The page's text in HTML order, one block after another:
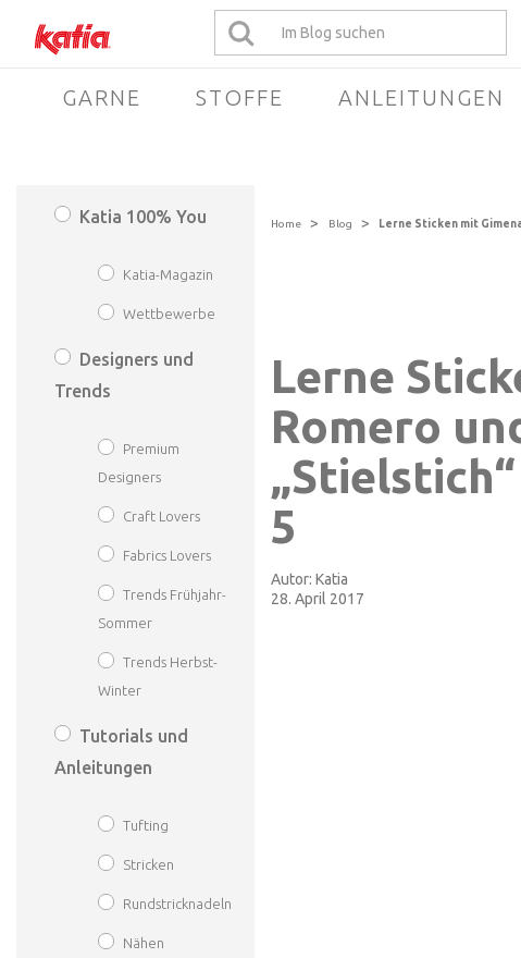
GARNE STOFFE ANLEITUNGEN
Katia 100% You
Katia-Magazin
Wettbewerbe
Designers und
Trends
Premium
Designers
Craft Lovers
Fabrics Lovers
Trends Frühjahr-
Sommer
Trends Herbst-
Winter
Tutorials und
Anleitungen
Tufting
Stricken
Rundstricknadeln
Nähen
Home > Blog > Lerne Sticken mit
Lerne
Romero
5
Autor: Katia
28. April 2017